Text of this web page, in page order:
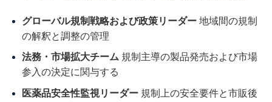
グローバル規制戦略および政策リーダー地域間の規制
の解釈と調整の管理
法務・市場拡大チーム 規制主導の製品発売および市場
参入の決定に関与する
医薬品安全性監視リーダー規制上の安全要件と市販後